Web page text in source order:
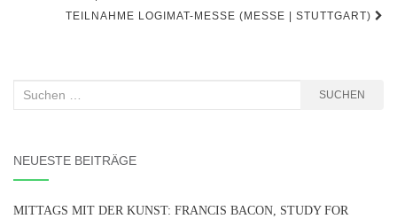
TEILNAHME LOGIMAT-MESSE (MESSE | STUTTGART)
Suchen
SUCHEN
NEUESTE BEITRÄGE
MITTAGS MIT DER KUNST: FRANCIS BACON, STUDY FOR